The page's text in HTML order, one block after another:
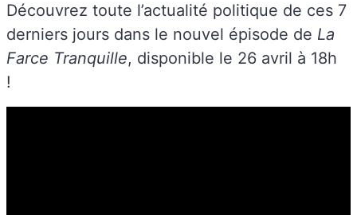
Découvrez toute l’actualité politique de ces 7
derniers jours dans le nouvel épisode de La
Farce Tranquille, disponible le 26 avril à 18h
!